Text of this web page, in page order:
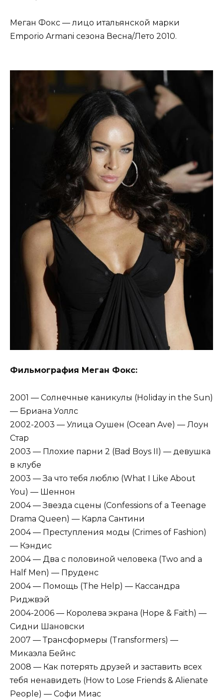
Меган Фокс — лицо итальянской марки
Emporio Armani сезона Весна/Лето 2010.
Фильмография Меган Фокс:
2001 — Солнечные каникулы (Holiday in the Sun)
— Бриана Уоллс
2002-2003 — Улица Оушен (Ocean Ave) — Лоун
Стар
2003 — Плохие парни 2 (Bad Boys II) — девушка
в клубе
2003 — За что тебя люблю (What I Like About
You) — Шеннон
2004 — Звезда сцены (Confessions of a Teenage
Drama Queen) — Карла Сантини
2004 — Преступления моды (Crimes of Fashion)
— Кэндис
2004 — Два с половиной человека (Two and a
Half Men) — Пруденс
2004 — Помощь (The Help) — Кассандра
Риджвэй
2004-2006 — Королева экрана (Hope & Faith) —
Сидни Шановски
2007 — Трансформеры (Transformers) —
Микаэла Бейнс
2008 — Как потерять друзей и заставить всех
тебя ненавидеть (How to Lose Friends & Alienate
People) — Софи Миас